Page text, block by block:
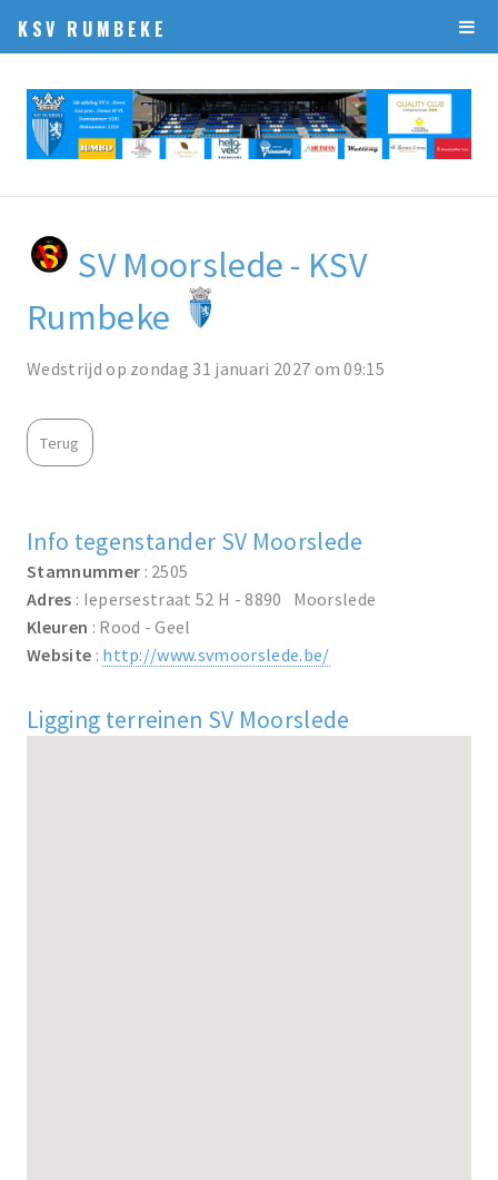
KSV RUMBEKE
SV Moorslede - KSV
Rumbeke
Wedstrijd op zondag 31 januari 2027 om 09:15
Terug
Info tegenstander SV Moorslede
Stamnummer : 2505
Adres : Iepersestraat 52 H - 8890 Moorslede
Kleuren : Rood - Geel
Website : http://www.svmoorslede.be/
Ligging terreinen SV Moorslede